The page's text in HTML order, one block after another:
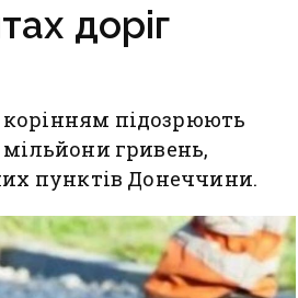
доріг
підозрюють
гривень,
пунктів Донеччини.